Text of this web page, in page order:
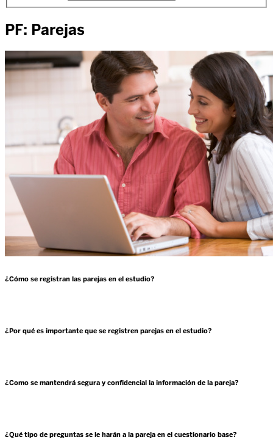
PF: Parejas
¿Cómo se registran las parejas en el estudio?
¿Por qué es importante que se registren parejas en el estudio?
¿Como se mantendrá segura y confidencial la información de la pareja?
¿Qué tipo de preguntas se le harán a la pareja en el cuestionario base?